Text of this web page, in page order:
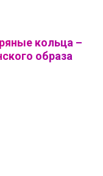
кольца –
образа